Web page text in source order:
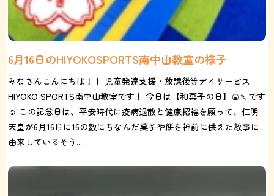
6月16日のHIYOKOSPORTS南中山教室の様子
みなさんこんにちは！！ 児童発達支援・放課後等デイサービス
HIYOKO SPORTS南中山教室です！ 今日は【和菓子の日】🍘🍡です
☺️ この記念日は、平安時代に疫病退散と健康招福を願って、仁明
天皇が6月16日に16の数にちなんだ菓子や餅を神前に供えた故事に
由来しているそう...